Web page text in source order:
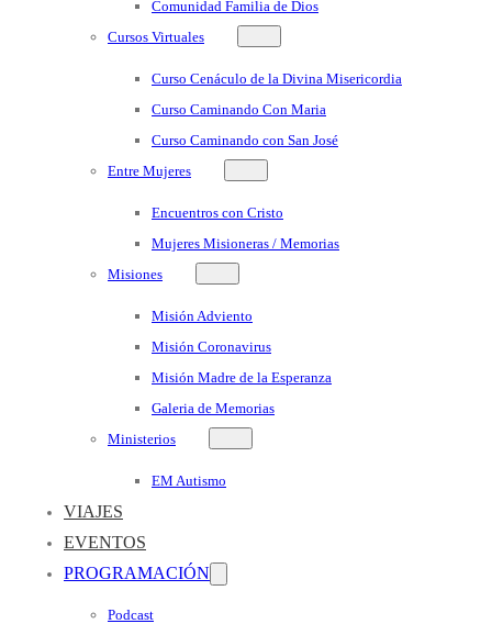
Comunidad Familia de Dios
Cursos Virtuales
Curso Cenáculo de la Divina Misericordia
Curso Caminando Con Maria
Curso Caminando con San José
Entre Mujeres
Encuentros con Cristo
Mujeres Misioneras / Memorias
Misiones
Misión Adviento
Misión Coronavirus
Misión Madre de la Esperanza
Galeria de Memorias
Ministerios
EM Autismo
VIAJES
EVENTOS
PROGRAMACIÓN
Podcast